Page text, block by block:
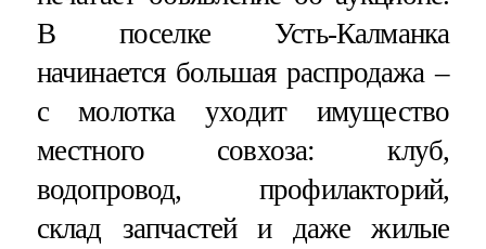
В поселке Усть-Калманка
начинается большая распродажа –
с молотка уходит имущество
местного совхоза: клуб,
водопровод, профилакторий,
склад запчастей и даже жилые